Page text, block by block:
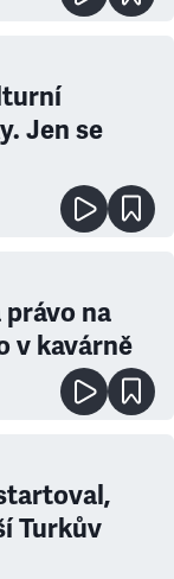
Jen se
na
v kavárně
Turkův